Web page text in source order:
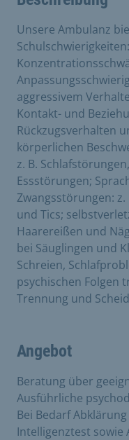
Unsere Ambulanz
aggressivem
Kontakt- und
Rückzugsverhalten
körperlichen
z. B.
Essstörungen;
Zwangsstörungen: z.
und Tics;
Haarereißen und
bei Säuglingen und
Schreien,
psychischen Folgen
Trennung und
Angebot
Beratung über
Ausführliche
Bei Bedarf
Intelligenztest sowie